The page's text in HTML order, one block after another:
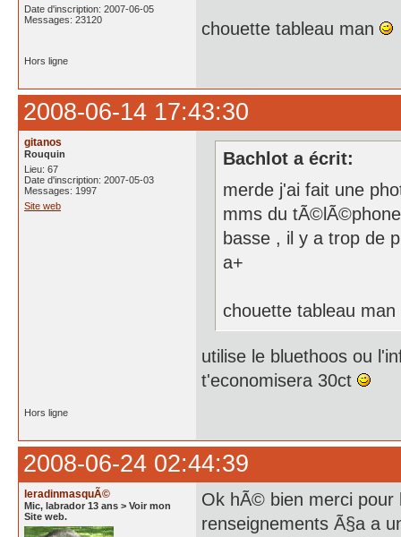
Date d'inscription: 2007-06-05
Messages: 23120
chouette tableau man
Hors ligne
2008-06-14 17:43:30
gitanos
Rouquin
Lieu: 67
Date d'inscription: 2007-05-03
Messages: 1997
Site web
Bachlot a écrit:
merde j'ai fait une
mms du
basse , il y a trop de
a+
chouette tableau man
utilise le bluethoos ou
t'economisera 30ct
Hors ligne
2008-06-24 02:44:39
leradinmasquÃ©
Mic, labrador 13 ans > Voir mon
Site web.
Ok hÃ© bien merci
renseignements Ã§a a